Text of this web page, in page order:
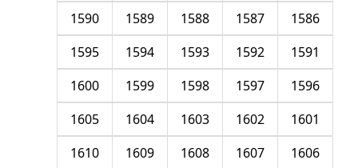
1586
1587
1588
1589
1590
1591
1592
1593
1594
1595
1596
1597
1598
1599
1600
1601
1602
1603
1604
1605
1606
1607
1608
1609
1610